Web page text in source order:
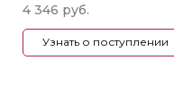
4 346 руб.
Узнать о поступлении